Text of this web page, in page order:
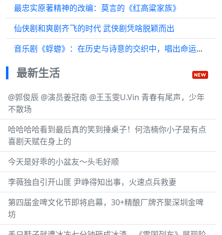
最忠实原著精神的改编：莫言的《红高粱家族》
仙侠剧和爽剧齐飞的时代 武侠剧凭啥脱颖而出
音乐剧《蜉蝣》：在历史与诗意的交织中，唱出命运的回响
最新生活
@郭俊辰 @演员姜冠南 @王玉雯U.Vin 青春有尾声，少年
不散场
哈哈哈哈看到最后真的笑到捶桌子！何浩楠你小子是有点
喜剧天赋在身上的
今天是好乖的小盆友～头毛好顺
李薇独自引开山匪 尹峥得知出事，火速点兵救妻
第四届金啤文化节即将启幕，30+精酿厂牌齐聚深圳金啤
坊